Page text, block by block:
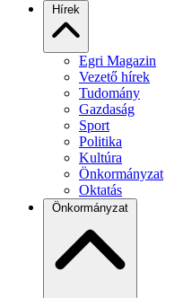
Hírek
Egri Magazin
Vezető hírek
Tudomány
Gazdaság
Sport
Politika
Kultúra
Önkormányzat
Oktatás
Önkormányzat